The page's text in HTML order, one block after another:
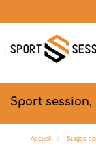
Sport
Accueil Stages